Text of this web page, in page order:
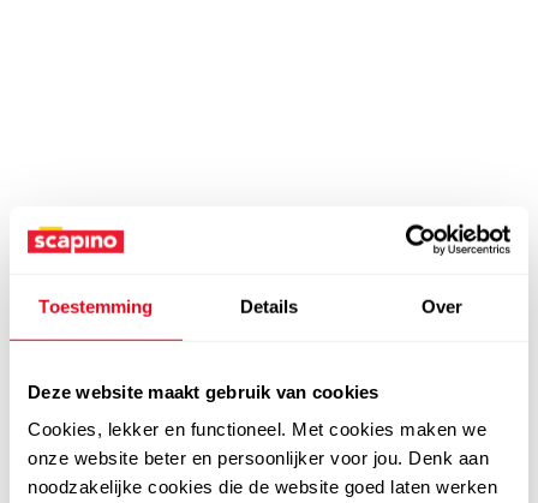
Toestemming Details Over
Deze website maakt gebruik van cookies
Cookies, lekker en functioneel. Met cookies maken we
onze website beter en persoonlijker voor jou. Denk aan
noodzakelijke cookies die de website goed laten werken